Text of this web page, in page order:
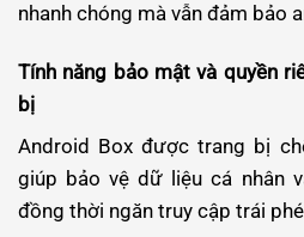
nhanh chóng mà vẫn đảm bảo
Tính năng bảo mật và quyền
bị
Android Box được trang bị
giúp bảo vệ dữ liệu cá nhân
đồng thời ngăn truy cập trái